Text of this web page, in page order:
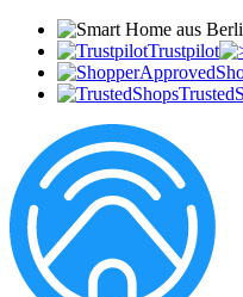
Trustpilot